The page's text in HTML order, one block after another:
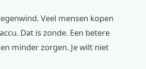
Veel mensen kopen
Dat is zonde. Een betere
minder zorgen. Je wilt niet